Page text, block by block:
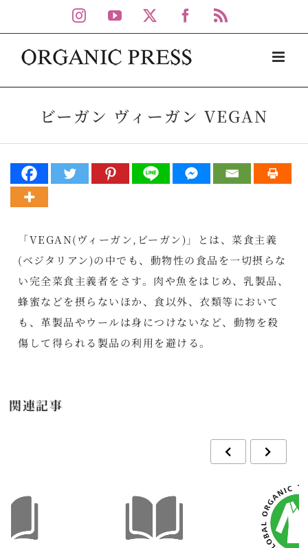
to
content
Instagram
YouTube Facebook
ビーガン ヴィーガン VEGAN
「VEGAN(ヴィーガン,ビーガン)」とは、菜食主義
(ベジタリアン)の中でも、動物性の食品を一切摂らな
い完全菜食主義者をさす。肉や魚をはじめ、乳製品、
蜂蜜などを摂らないほか、食以外、衣類等において
も、革製品やウールは身につけないなど、動物を殺
傷して得られる製品の利用を避ける。
関連記事